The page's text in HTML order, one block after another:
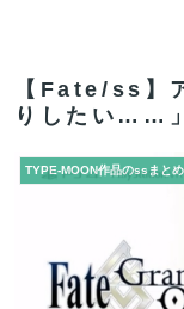
報ステの気象予
いう横乳の張り
【FGO】ゲーム
いの作って挑戦
【画像】フジテ
ｗｗｗｗｗ
【Fate/ss】
りしたい……」
TYPE-MOON作品のssまとめ